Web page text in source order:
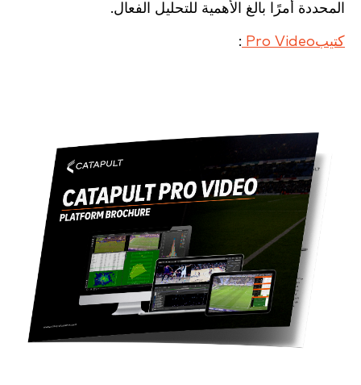
المحددة أمرًا بالغ الأهمية للتحليل الفعال.
كتيبPro Video :